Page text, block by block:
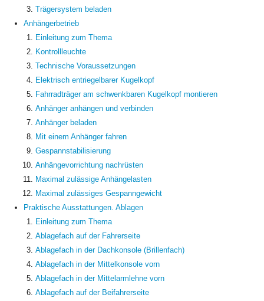
Trägersystem beladen
Anhängerbetrieb
Einleitung zum Thema
Kontrollleuchte
Technische Voraussetzungen
Elektrisch entriegelbarer Kugelkopf
Fahrradträger am schwenkbaren Kugelkopf montieren
Anhänger anhängen und verbinden
Anhänger beladen
Mit einem Anhänger fahren
Gespannstabilisierung
Anhängevorrichtung nachrüsten
Maximal zulässige Anhängelasten
Maximal zulässiges Gespanngewicht
Praktische Ausstattungen. Ablagen
Einleitung zum Thema
Ablagefach auf der Fahrerseite
Ablagefach in der Dachkonsole (Brillenfach)
Ablagefach in der Mittelkonsole vorn
Ablagefach in der Mittelarmlehne vorn
Ablagefach auf der Beifahrerseite